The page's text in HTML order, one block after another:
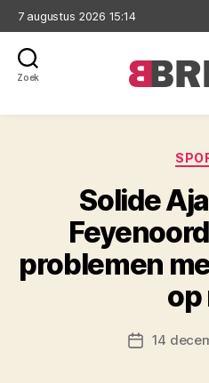
7 augustus 2026 15:14
Zoek
Solide
problemen
op
14